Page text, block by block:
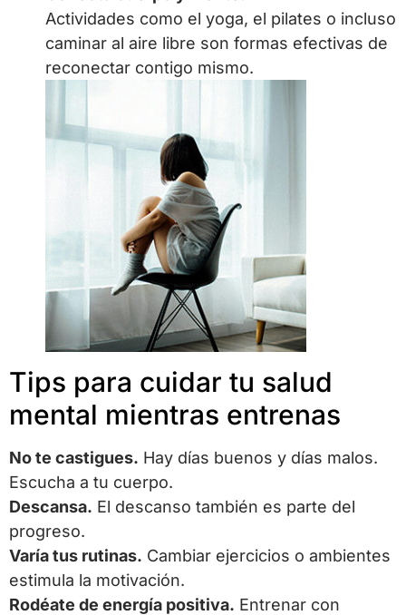
Actividades como el yoga, el pilates o incluso
caminar al aire libre son formas efectivas de
reconectar contigo mismo.
Tips para cuidar tu salud
mental mientras entrenas
No te castigues. Hay días buenos y días malos.
Escucha a tu cuerpo.
Descansa. El descanso también es parte del
progreso.
Varía tus rutinas. Cambiar ejercicios o ambientes
estimula la motivación.
Rodéate de energía positiva. Entrenar con